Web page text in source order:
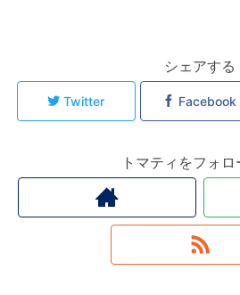
シェアする
Twitter Facebook
トマティをフォロ